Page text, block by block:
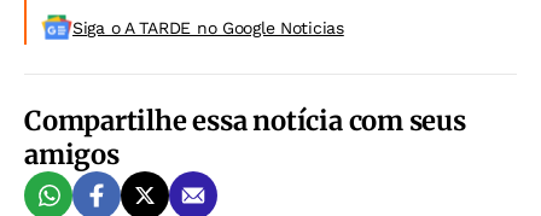
Siga o A TARDE no Google Noticias
Compartilhe essa notícia com seus
amigos